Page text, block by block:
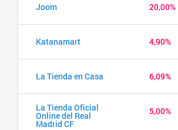
Joom 20,00%
Katanamart 4,90%
La Tienda en Casa 6,09%
La Tienda Oficial
Online del Real
Madrid CF
5,00%